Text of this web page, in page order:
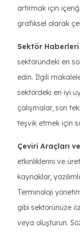
artırmak için
grafiksel olarak
Sektör
sektöründeki en
edin. İlgili
sektördeki en iyi
çalışmalar, son
teşvik etmek için
Çeviri Araçları
etkinliklerini ve
kaynaklar,
Terminoloji
gibi sektörünüze
veya oluşturun.